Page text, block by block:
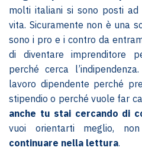
molti italiani si sono posti
vita. Sicuramente non è una
sono i pro e i contro da
di diventare imprenditore
perché cerca
lavoro dipendente perché
stipendio o perché vuole far
anche tu stai cercando di
vuoi orientarti meglio,
continuare nella lettura.